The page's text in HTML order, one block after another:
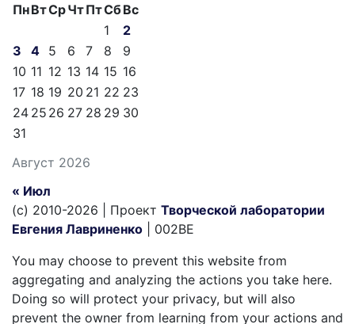
Август 2026
ПнВтСрЧтПтСбВс
1
2
3
4 5 6 7 8
9
10 11 12 13 14 15 16
17 18 19 20 21 22 23
24 25 26 27 28 29 30
31
« Июл
(c) 2010-2026 | Проект Творческой лаборатории
Евгения Лавриненко | 002BE
You may choose to prevent this website from
aggregating and analyzing the actions you take here.
Doing so will protect your privacy, but will also
prevent the owner from learning from your actions and